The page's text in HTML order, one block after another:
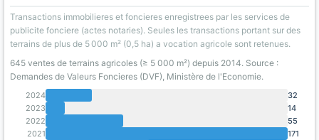
Transactions immobilieres et foncieres enregistrees par les services de
publicite fonciere (actes notaries). Seules les transactions portant sur des
terrains de plus de 5 000 m² (0,5 ha) a vocation agricole sont retenues.
645 ventes de terrains agricoles (≥ 5 000 m²) depuis 2014. Source :
Demandes de Valeurs Foncieres (DVF), Ministère de l'Economie.
2024
32
2023
14
2022
55
2021
171